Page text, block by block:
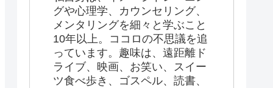
グや心理学、カウンセリング、
メンタリングを細々と学ぶこと
10年以上。ココロの不思議を追
っています。趣味は、遠距離ド
ライブ、映画、お笑い、スイー
ツ食べ歩き、ゴスペル、読書、